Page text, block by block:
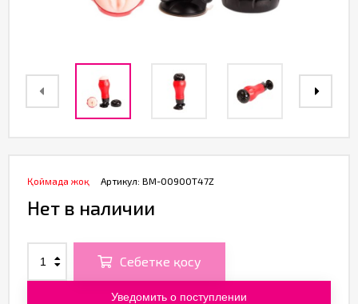
Артикул: BM-00900T47Z
Қоймада жоқ
Нет в наличии
Себетке қосу
Уведомить о поступлении